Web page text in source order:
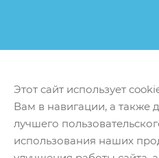
Этот сайт использует
Вам в навигации, а также
лучшего
использования наших